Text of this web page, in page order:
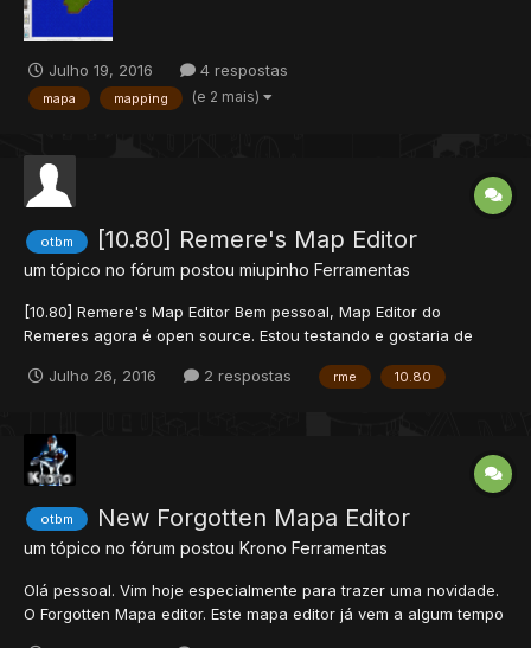
Julho 19, 2016 4 respostas
mapa mapping (e 2 mais)
otbm [10.80] Remere's Map Editor
um tópico no fórum postou miupinho Ferramentas
[10.80] Remere's Map Editor Bem pessoal, Map Editor do
Remeres agora é open source. Estou testando e gostaria de
(Novo) Suporte para 10.10+ casts ao vivo Auto criar respawn
Julho 26, 2016 2 respostas rme 10.80
otbm New Forgotten Mapa Editor
um tópico no fórum postou Krono Ferramentas
Olá pessoal. Vim hoje especialmente para trazer uma novidade.
O Forgotten Mapa editor. Este mapa editor já vem a algum tempo